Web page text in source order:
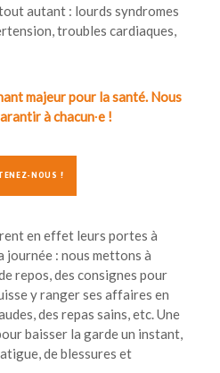
autant : lourds syndromes
troubles cardiaques,
majeur pour la santé. Nous
à chacun∙e !
NOUS !
en effet leurs portes à
: nous mettons à
repos, des consignes pour
y ranger ses affaires en
des repas sains, etc. Une
baisser la garde un instant,
de blessures et